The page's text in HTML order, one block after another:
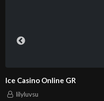
Casino Online GR
lilyluvsu